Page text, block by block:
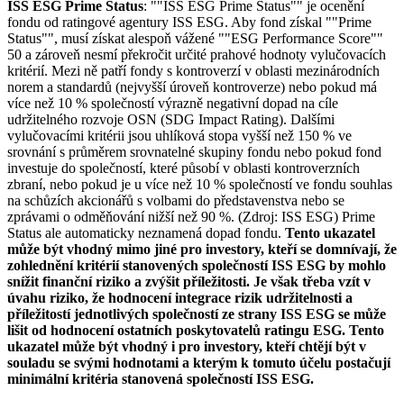
ISS ESG Prime Status: ""ISS ESG Prime Status"" je ocenění
fondu od ratingové agentury ISS ESG. Aby fond získal ""Prime
Status"", musí získat alespoň vážené ""ESG Performance Score""
50 a zároveň nesmí překročit určité prahové hodnoty vylučovacích
kritérií. Mezi ně patří fondy s kontroverzí v oblasti mezinárodních
norem a standardů (nejvyšší úroveň kontroverze) nebo pokud má
více než 10 % společností výrazně negativní dopad na cíle
udržitelného rozvoje OSN (SDG Impact Rating). Dalšími
vylučovacími kritérii jsou uhlíková stopa vyšší než 150 % ve
srovnání s průměrem srovnatelné skupiny fondu nebo pokud fond
investuje do společností, které působí v oblasti kontroverzních
zbraní, nebo pokud je u více než 10 % společností ve fondu souhlas
na schůzích akcionářů s volbami do představenstva nebo se
zprávami o odměňování nižší než 90 %. (Zdroj: ISS ESG) Prime
Status ale automaticky neznamená dopad fondu. Tento ukazatel
může být vhodný mimo jiné pro investory, kteří se domnívají, že
zohlednění kritérií stanovených společností ISS ESG by mohlo
snížit finanční riziko a zvýšit příležitosti. Je však třeba vzít v
úvahu riziko, že hodnocení integrace rizik udržitelnosti a
příležitostí jednotlivých společností ze strany ISS ESG se může
lišit od hodnocení ostatních poskytovatelů ratingu ESG. Tento
ukazatel může být vhodný i pro investory, kteří chtějí být v
souladu se svými hodnotami a kterým k tomuto účelu postačují
minimální kritéria stanovená společností ISS ESG.